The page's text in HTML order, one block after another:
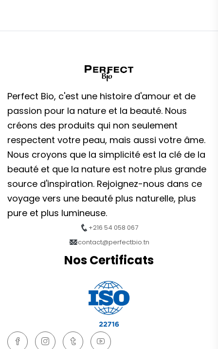
Perfect Bio, c'est une histoire d'amour et de
passion pour la nature et la beauté. Nous
créons des produits qui non seulement
respectent votre peau, mais aussi votre âme.
Nous croyons que la simplicité est la clé de la
beauté et que la nature est notre plus grande
source d'inspiration. Rejoignez-nous dans ce
voyage vers une beauté plus naturelle, plus
pure et plus lumineuse.
+216 54 058 067
contact@perfectbio.tn
Nos Certificats